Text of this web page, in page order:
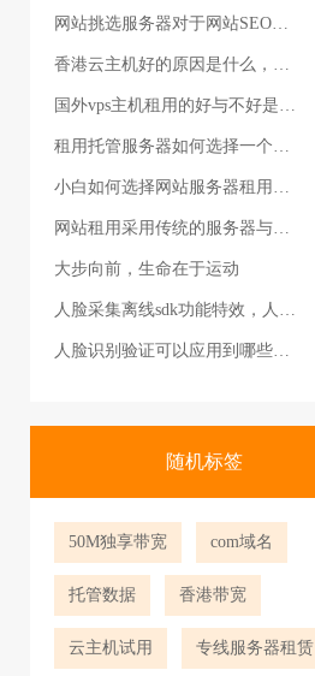
主机配置
网站挑选服务器对于网站SEO优
化有影响吗
香港云主机好的原因是什么，香
港云主机
国外vps主机租用的好与不好是什
么？租用
租用托管服务器如何选择一个可
靠的高防
小白如何选择网站服务器租用？
网站租用
网站租用采用传统的服务器与云
服务器的
大步向前，生命在于运动
人脸采集离线sdk功能特效，人脸
离线采集
人脸识别验证可以应用到哪些环
随机标签
50M独享带宽 com域名
托管数据 香港带宽
云主机试用 专线服务器租赁